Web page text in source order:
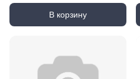
В корзину